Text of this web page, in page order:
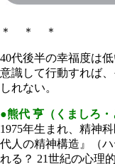
＊ ＊ ＊
40代後半の幸福度は
意識して行動すれば
しれない。
●熊代 亨（くましろ・
1975年生まれ、精神
代人の精神構造』（
れる？ 21世紀の心理